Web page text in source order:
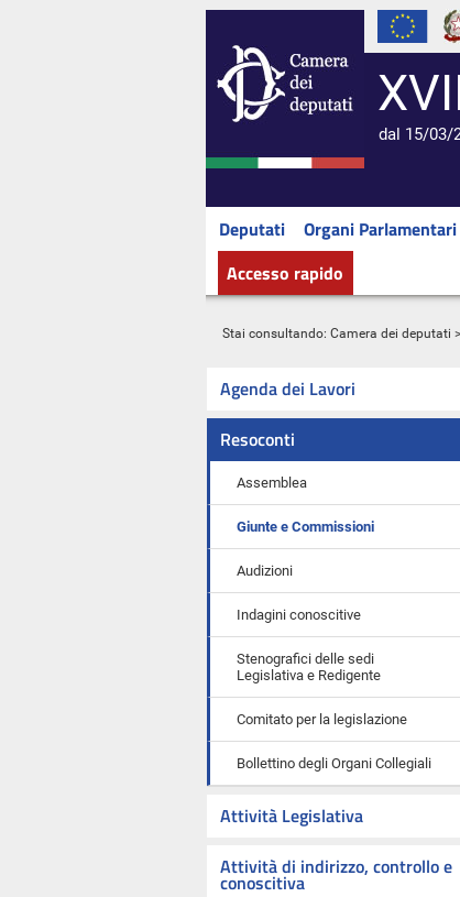
dal 15/03/
Deputati Organi Parlamentari
Accesso rapido
Stai consultando: Camera dei deputati >
Agenda dei Lavori
Resoconti
Assemblea
Giunte e Commissioni
Audizioni
Indagini conoscitive
Stenografici delle sedi
Legislativa e Redigente
Comitato per la legislazione
Bollettino degli Organi Collegiali
Attività Legislativa
Attività di indirizzo, controllo e
conoscitiva